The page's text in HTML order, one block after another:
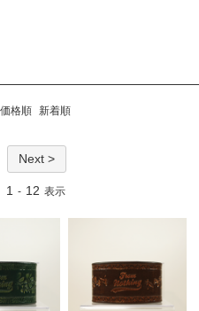
価格順 新着順
Next >
1 - 12 表示